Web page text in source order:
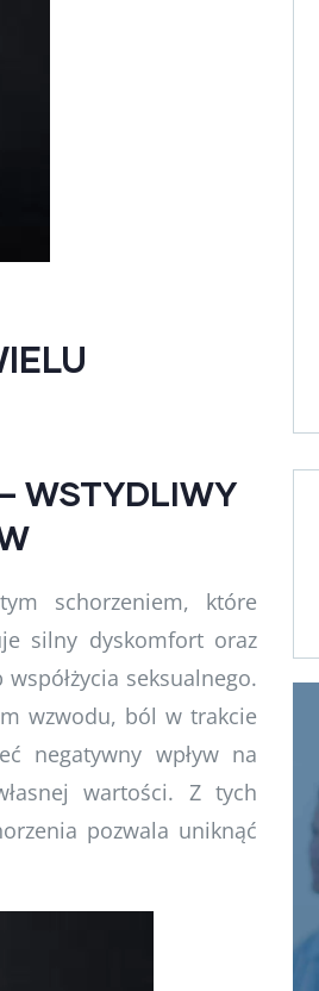
WSTYDLIWY
schorzeniem, które
silny dyskomfort oraz
seksualnego.
wzwodu, ból w trakcie
negatywny wpływ na
wartości. Z tych
pozwala uniknąć